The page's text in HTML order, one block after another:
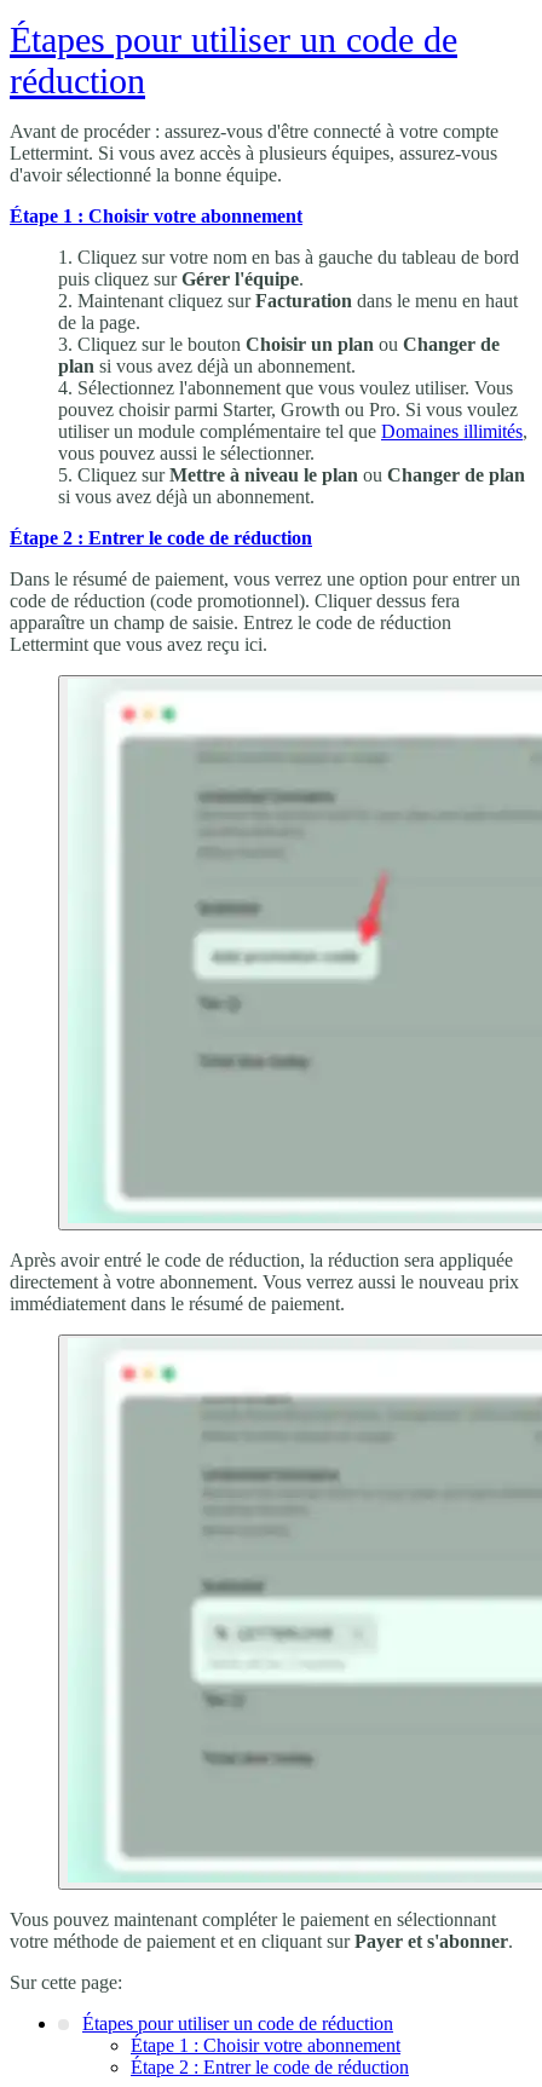
Étapes pour utiliser un code de
réduction
Avant de procéder : assurez-vous d'être connecté à votre compte
Lettermint. Si vous avez accès à plusieurs équipes, assurez-vous
d'avoir sélectionné la bonne équipe.
Étape 1 : Choisir votre abonnement
Cliquez sur votre nom en bas à gauche du tableau de bord
puis cliquez surGérer l'équipe.
Maintenant cliquez surFacturation dans le menu en haut
de la page.
Cliquez sur le bouton Choisir un plan ou Changer de
plan si vous avez déjà un abonnement.
Sélectionnez l'abonnement que vous voulez utiliser. Vous
pouvez choisir parmi Starter, Growth ou Pro. Si vous voulez
utiliser un module complémentaire tel que Domaines illimités,
vous pouvez aussi le sélectionner.
Cliquez surMettre à niveau le plan ou Changer de plan
si vous avez déjà un abonnement.
Étape 2 : Entrer le code de réduction
Dans le résumé de paiement, vous verrez une option pour entrer un
code de réduction (code promotionnel). Cliquer dessus fera
apparaître un champ de saisie. Entrez le code de réduction
Lettermint que vous avez reçu ici.
Après avoir entré le code de réduction, la réduction sera appliquée
directement à votre abonnement. Vous verrez aussi le nouveau prix
immédiatement dans le résumé de paiement.
Vous pouvez maintenant compléter le paiement en sélectionnant
votre méthode de paiement et en cliquant surPayer et s'abonner.
Sur cette page:
Étapes pour utiliser un code de réduction
Étape 1 : Choisir votre abonnement
Étape 2 : Entrer le code de réduction